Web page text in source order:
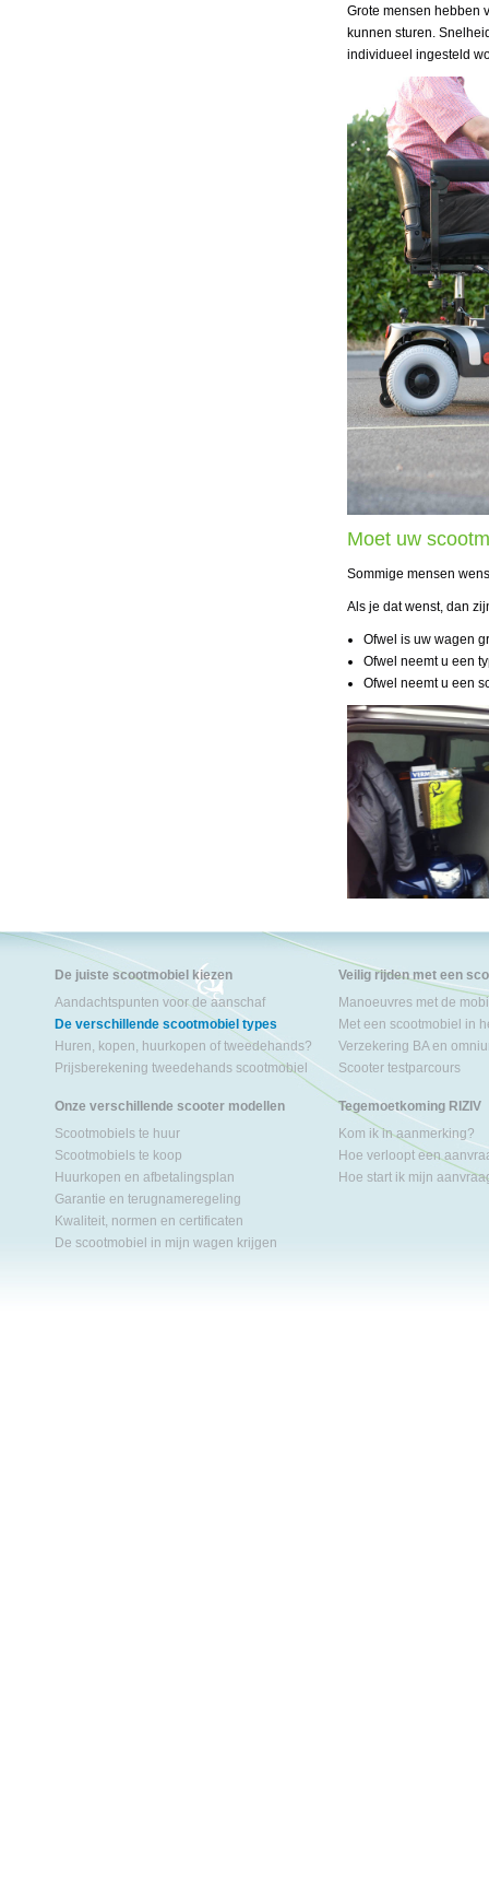
Grote mensen hebben
kunnen sturen.
individueel ingesteld
Moet uw
Sommige mensen
Als je dat wenst, dan
Ofwel is uw wagen
Ofwel neemt u een
Ofwel neemt u een
De juiste scootmobiel kiezen
Aandachtspunten voor de aanschaf
De verschillende scootmobiel types
Huren, kopen, huurkopen of tweedehands?
Prijsberekening tweedehands scootmobiel
Onze verschillende scooter modellen
Scootmobiels te huur
Scootmobiels te koop
Huurkopen en afbetalingsplan
Garantie en terugnameregeling
Kwaliteit, normen en certificaten
De scootmobiel in mijn wagen krijgen
Veilig rijden met een
Manoeuvres met de
Met een scootmobiel in
Verzekering BA en
Scooter testparcours
Tegemoetkoming RIZIV
Kom ik in aanmerking?
Hoe verloopt een
Hoe start ik mijn